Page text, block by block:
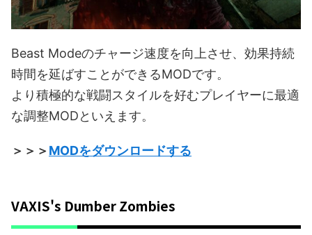
Beast Modeのチャージ速度を向上させ、効果持続
時間を延ばすことができるMODです。
より積極的な戦闘スタイルを好むプレイヤーに最適
な調整MODといえます。
＞＞＞MODをダウンロードする
VAXIS's Dumber Zombies